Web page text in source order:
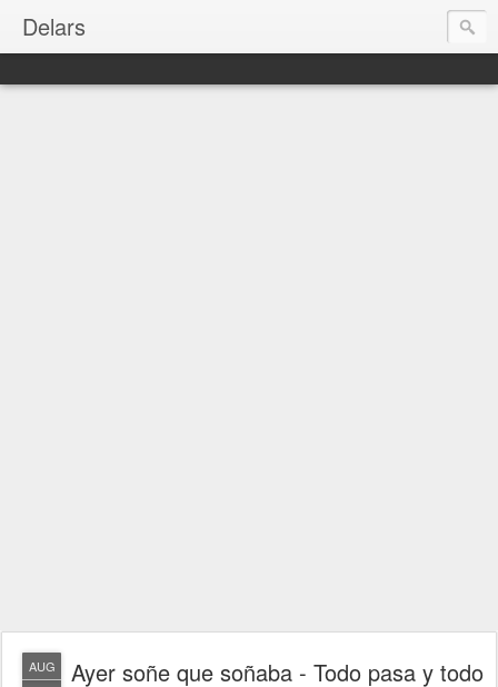
Delars
AUG
Ayer soñe que soñaba - Todo pasa y todo